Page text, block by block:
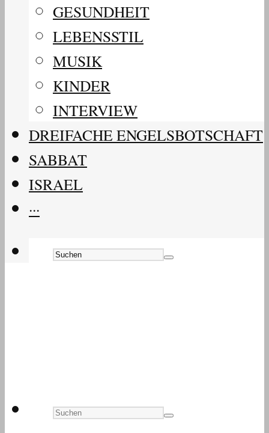
GESUNDHEIT
LEBENSSTIL
MUSIK
KINDER
INTERVIEW
DREIFACHE ENGELSBOTSCHAFT
SABBAT
ISRAEL
···